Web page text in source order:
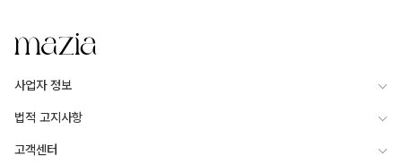
사업자 정보
법적 고지사항
고객센터